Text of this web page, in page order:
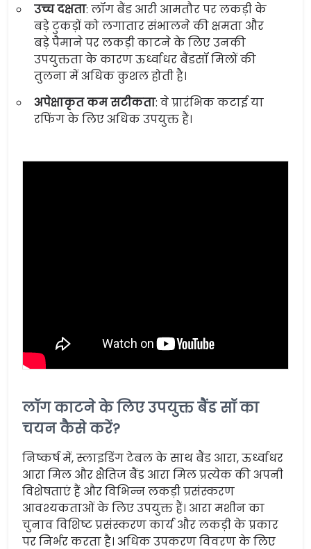
उच्च दक्षता: लॉग बैंड आरी आमतौर पर लकड़ी के
बड़े टुकड़ों को लगातार संभालने की क्षमता और
बड़े पैमाने पर लकड़ी काटने के लिए उनकी
उपयुक्तता के कारण ऊर्ध्वाधर बैंडसॉ मिलों की
तुलना में अधिक कुशल होती है।
अपेक्षाकृत कम सटीकता: वे प्रारंभिक कटाई या
रफिंग के लिए अधिक उपयुक्त हैं।
लॉग काटने के लिए उपयुक्त बैंड सॉ का
चयन कैसे करें?
निष्कर्ष में, स्लाइडिंग टेबल के साथ बैंड आरा, ऊर्ध्वाधर
आरा मिल और क्षैतिज बैंड आरा मिल प्रत्येक की अपनी
विशेषताएं हैं और विभिन्न लकड़ी प्रसंस्करण
आवश्यकताओं के लिए उपयुक्त हैं। आरा मशीन का
चुनाव विशिष्ट प्रसंस्करण कार्य और लकड़ी के प्रकार
पर निर्भर करता है। अधिक उपकरण विवरण के लिए